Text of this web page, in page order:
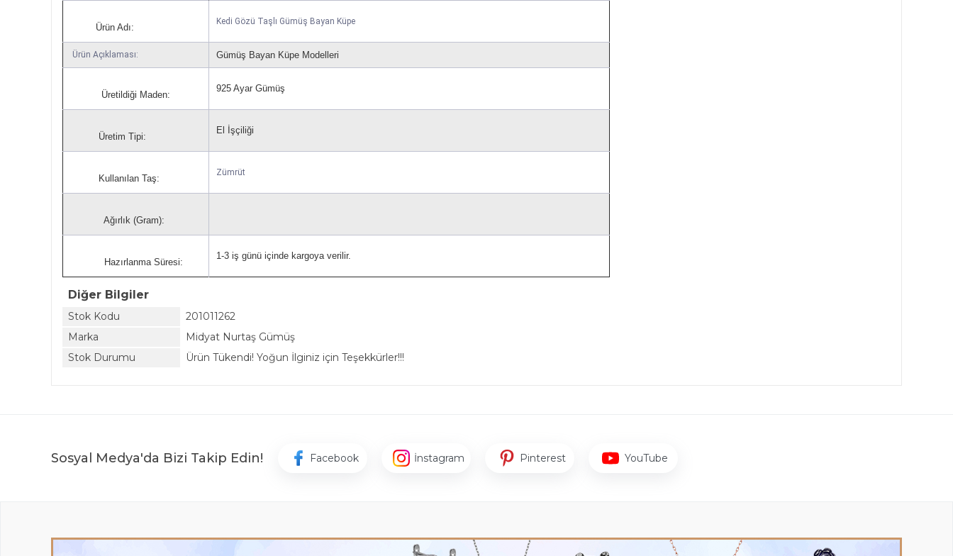
Ürün Adı:
Kedi Gözü Taşlı Gümüş Bayan Küpe
Ürün Açıklaması: Gümüş Bayan Küpe Modelleri
Üretildiği Maden:
925 Ayar Gümüş
Üretim Tipi:
El İşçiliği
Kullanılan Taş:
Zümrüt
Ağırlık (Gram):
Hazırlanma Süresi:
1-3 iş günü içinde kargoya verilir.
Diğer Bilgiler
Stok Kodu
201011262
Marka
Midyat Nurtaş Gümüş
Stok Durumu
Ürün Tükendi! Yoğun İlginiz için Teşekkürler!!!
Sosyal Medya'da Bizi Takip Edin! Facebook İnstagram Pinterest YouTube